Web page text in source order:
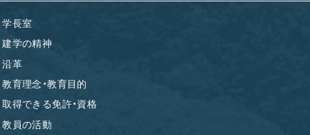
学長室
建学の精神
沿革
教育理念・教育目的
取得できる免許・資格
教員の活動